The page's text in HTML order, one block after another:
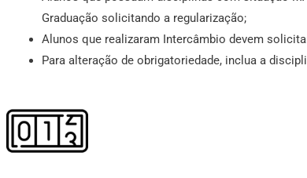
Graduação solicitando a regularização;
Alunos que realizaram Intercâmbio devem
Para alteração de obrigatoriedade, inclua a